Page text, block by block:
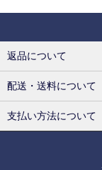
返品について
配送・送料について
支払い方法について